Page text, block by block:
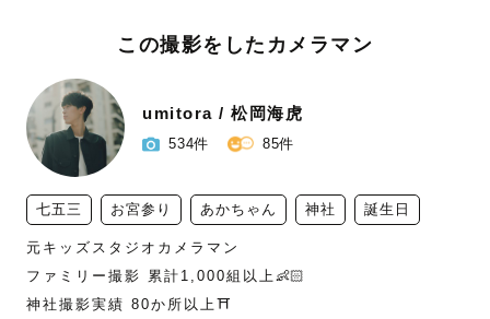
この撮影をしたカメラマン
umitora / 松岡海虎
534件 85件
七五三 お宮参り あかちゃん 神社 誕生日
元キッズスタジオカメラマン
ファミリー撮影 累計1,000組以上👶🏻️
神社撮影実績 80か所以上⛩